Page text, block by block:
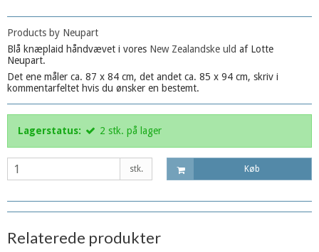
Products by Neupart
Blå knæplaid håndvævet i vores New Zealandske uld af Lotte
Neupart.
Det ene måler ca. 87 x 84 cm, det andet ca. 85 x 94 cm, skriv i
kommentarfeltet hvis du ønsker en bestemt.
Lagerstatus: 2 stk. på lager
stk. Køb
Relaterede produkter